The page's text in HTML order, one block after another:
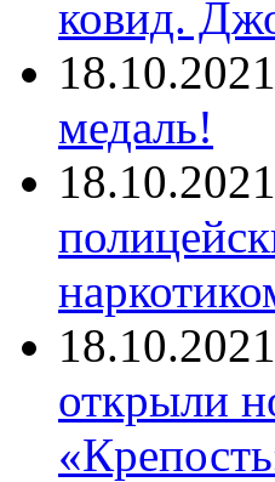
ковид.
18.10.2021
медаль!
18.10.2021
18.10.2021
открыли